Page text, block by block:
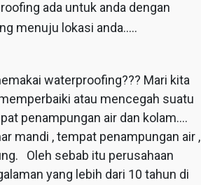
ada untuk anda dengan
menuju lokasi anda…..
waterproofing??? Mari kita
atau mencegah suatu
penampungan air dan kolam….
mandi , tempat penampungan air ,
Oleh sebab itu perusahaan
yang lebih dari 10 tahun di